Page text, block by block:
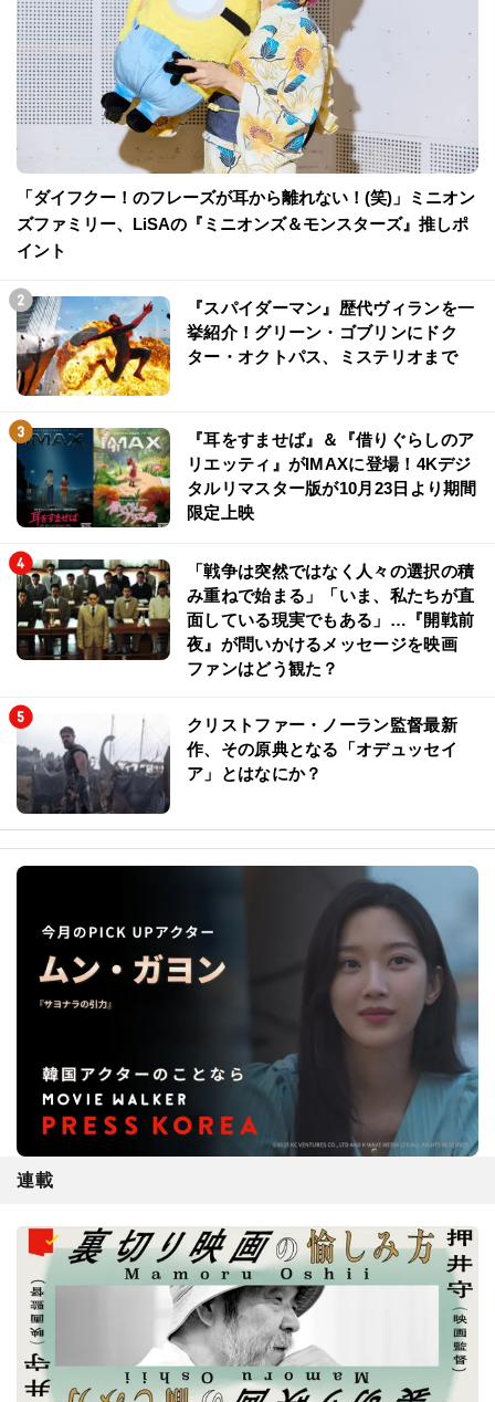
「ダイフクー！のフレーズが耳から離れない！(笑)」ミニオン
ズファミリー、LiSAの『ミニオンズ＆モンスターズ』推しポ
イント
『スパイダーマン』歴代ヴィランを一
挙紹介！グリーン・ゴブリンにドク
ター・オクトパス、ミステリオまで
『耳をすませば』＆『借りぐらしのア
リエッティ』がIMAXに登場！4Kデジ
タルリマスター版が10月23日より期間
限定上映
「戦争は突然ではなく人々の選択の積
み重ねで始まる」「いま、私たちが直
面している現実でもある」…『開戦前
夜』が問いかけるメッセージを映画
ファンはどう観た？
クリストファー・ノーラン監督最新
作、その原典となる「オデュッセイ
ア」とはなにか？
連載